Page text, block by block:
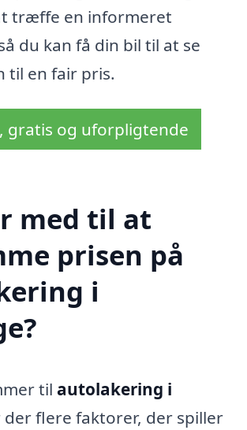
træffe en informeret
du kan få din bil til at se
til en fair pris.
gratis og uforpligtende
med til at
prisen på
i
til autolakering i
der flere faktorer, der spiller